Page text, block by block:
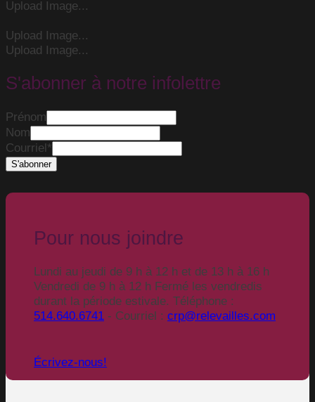
Upload Image...
Upload Image...
Upload Image...
S'abonner à notre infolettre
Prénom
Nom
Courriel*
Pour nous joindre
Lundi au jeudi de 9 h à 12 h et de 13 h à 16 h
Vendredi de 9 h à 12 h Fermé les vendredis
durant la période estivale. Téléphone :
514.640.6741 - Courriel : crp@relevailles.com
Écrivez-nous!